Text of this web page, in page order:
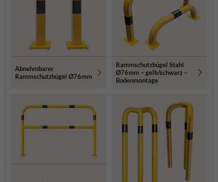
Abnehmbarer
Rammschutzbügel Ø76mm
Rammschutzbügel Stahl
Ø76mm – gelb/schwarz –
Bodenmontage